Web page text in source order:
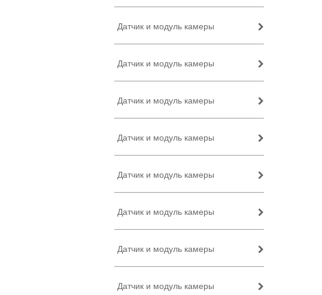
Датчик и модуль камеры
Датчик и модуль камеры
Датчик и модуль камеры
Датчик и модуль камеры
Датчик и модуль камеры
Датчик и модуль камеры
Датчик и модуль камеры
Датчик и модуль камеры